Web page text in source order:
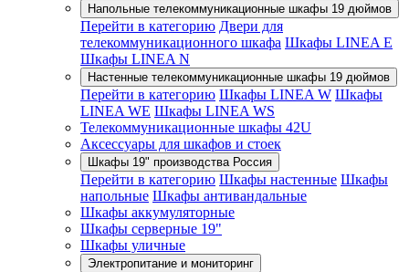
Напольные телекоммуникационные шкафы 19 дюймов
Перейти в категорию Двери для
телекоммуникационного шкафа Шкафы LINEA E
Шкафы LINEA N
Настенные телекоммуникационные шкафы 19 дюймов
Перейти в категорию Шкафы LINEA W Шкафы
LINEA WE Шкафы LINEA WS
Телекоммуникационные шкафы 42U
Аксессуары для шкафов и стоек
Шкафы 19" производства Россия
Перейти в категорию Шкафы настенные Шкафы
напольные Шкафы антивандальные
Шкафы аккумуляторные
Шкафы серверные 19"
Шкафы уличные
Электропитание и мониторинг